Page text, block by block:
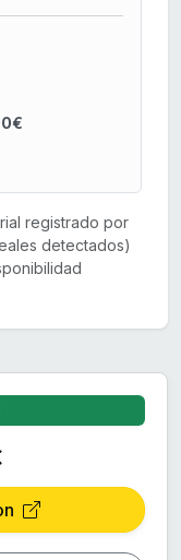
registrado por
detectados)